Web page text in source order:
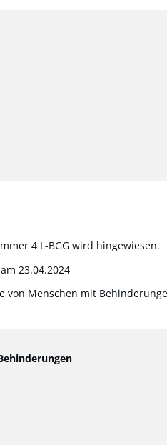
4 L-BGG wird hingewiesen.
23.04.2024
von Menschen mit